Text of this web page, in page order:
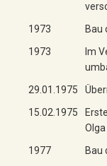
1973
Bau
1973
Im
29.01.1975
15.02.1975
Olga
1977
Bau